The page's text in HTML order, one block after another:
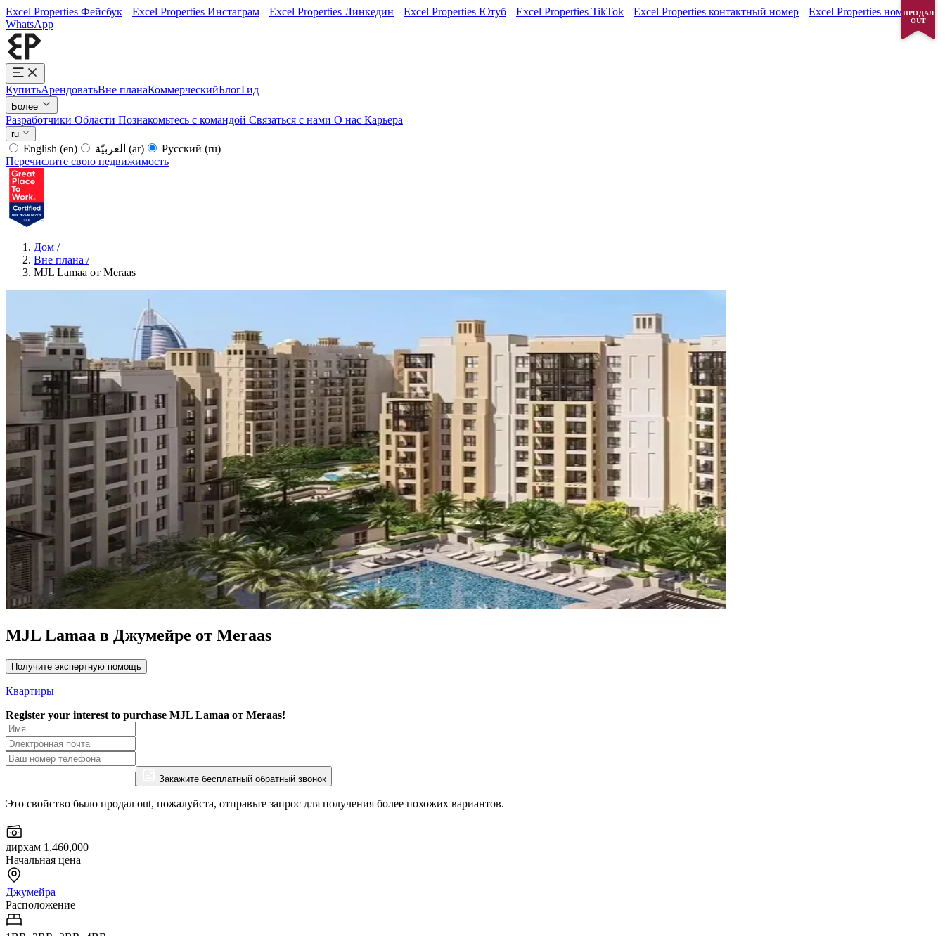
Excel Properties Фейсбук Excel Properties Инстаграм Excel Properties Линкедин Excel Properties Ютуб Excel Properties TikTok Excel Properties контактный номер
Excel Properties номер
WhatsApp
КупитьАрендоватьВне планаКоммерческийБлогГид
Более
Разработчики Области Познакомьтесь с командой Связаться с нами О нас Карьера
ru
English (en) (ar) Русский (ru)
Перечислите свою недвижимость
Дом /
Вне плана /
MJL Lamaa от Meraas
MJL Lamaa в Джумейре от Meraas
Получите экспертную помощь
Квартиры
Register your interest to purchase MJL Lamaa от Meraas!
Закажите бесплатный обратный звонок
Это свойство было продал out, пожалуйста, отправьте запрос для получения более похожих вариантов.
дирхам 1,460,000
Начальная цена
Джумейра
Расположение
ПРОДАЛ
OUT